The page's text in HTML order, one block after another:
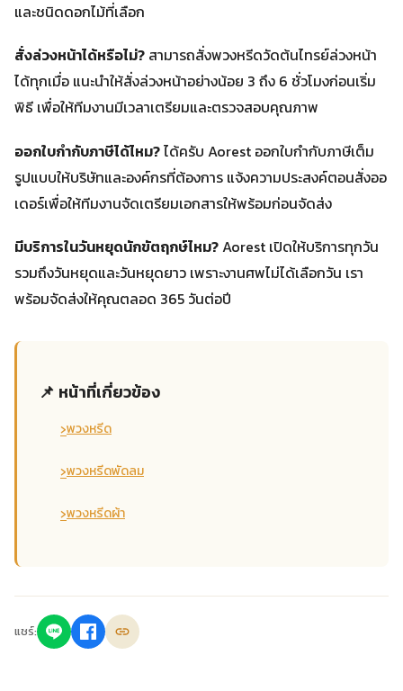
และชนิดดอกไม้ที่เลือก
สั่งล่วงหน้าได้หรือไม่? สามารถสั่งพวงหรีดวัดต้นไทรย์ล่วงหน้า
ได้ทุกเมื่อ แนะนำให้สั่งล่วงหน้าอย่างน้อย 3 ถึง 6 ชั่วโมงก่อนเริ่ม
พิธี เพื่อให้ทีมงานมีเวลาเตรียมและตรวจสอบคุณภาพ
ออกใบกำกับภาษีได้ไหม?ได้ครับ Aorest ออกใบกำกับภาษีเต็ม
รูปแบบให้บริษัทและองค์กรที่ต้องการ แจ้งความประสงค์ตอนสั่งออ
เดอร์เพื่อให้ทีมงานจัดเตรียมเอกสารให้พร้อมก่อนจัดส่ง
มีบริการในวันหยุดนักขัตฤกษ์ไหม?Aorest เปิดให้บริการทุกวัน
รวมถึงวันหยุดและวันหยุดยาว เพราะงานศพไม่ได้เลือกวัน เรา
พร้อมจัดส่งให้คุณตลอด 365 วันต่อปี
📌 หน้าที่เกี่ยวข้อง
›พวงหรีด
›พวงหรีดพัดลม
›พวงหรีดผ้า
แชร์: